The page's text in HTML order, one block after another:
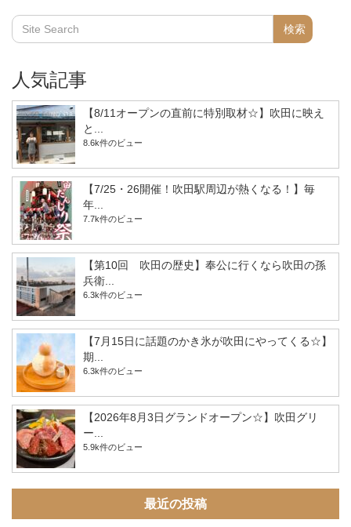
人気記事
【8/11オープンの直前に特別取材☆】吹田に映え
と...
8.6k件のビュー
【7/25・26開催！吹田駅周辺が熱くなる！】毎
年...
7.7k件のビュー
【第10回 吹田の歴史】奉公に行くなら吹田の孫
兵衛...
6.3k件のビュー
【7月15日に話題のかき氷が吹田にやってくる☆】
期...
6.3k件のビュー
【2026年8月3日グランドオープン☆】吹田グリ
ー...
5.9k件のビュー
最近の投稿